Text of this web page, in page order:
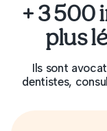
+ 3 500
plus
Ils sont
dentistes,